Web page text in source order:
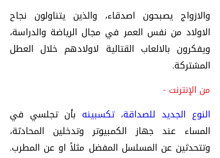
والازواج يصبحون اصدقاء، والذين يتناولون نجاح
الاولاد من نفس العمر في مجال الرياضة والدراسة،
ويفكرون بالالعاب القتالية لاولادهم خلال العطل
المشتركة.
من الإنترنت -
النوع الجديد للصداقة، تكسبينه بأن تجلسي في
المساء عند جهاز الكمبيوتر وتدخلين المحادثة،
وتتحدثين عن المسلسل المفضل مثلاً او عن المطرب.